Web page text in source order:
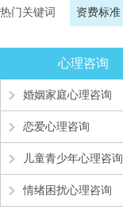
热门关键词 资费标准
心理咨询
婚姻家庭心理咨询
恋爱心理咨询
儿童青少年心理咨询
情绪困扰心理咨询